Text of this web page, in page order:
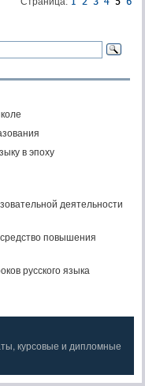
в эпоху
деятельности
повышения
русского языка
курсовые и дипломные